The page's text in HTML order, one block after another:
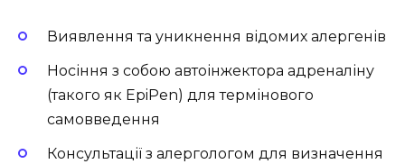
Виявлення та уникнення відомих алергенів
Носіння з собою автоінжектора адреналіну
(такого як EpiPen) для термінового
самовведення
Консультації з алергологом для визначення